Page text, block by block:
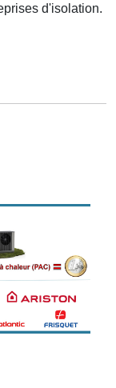
d'isolation.